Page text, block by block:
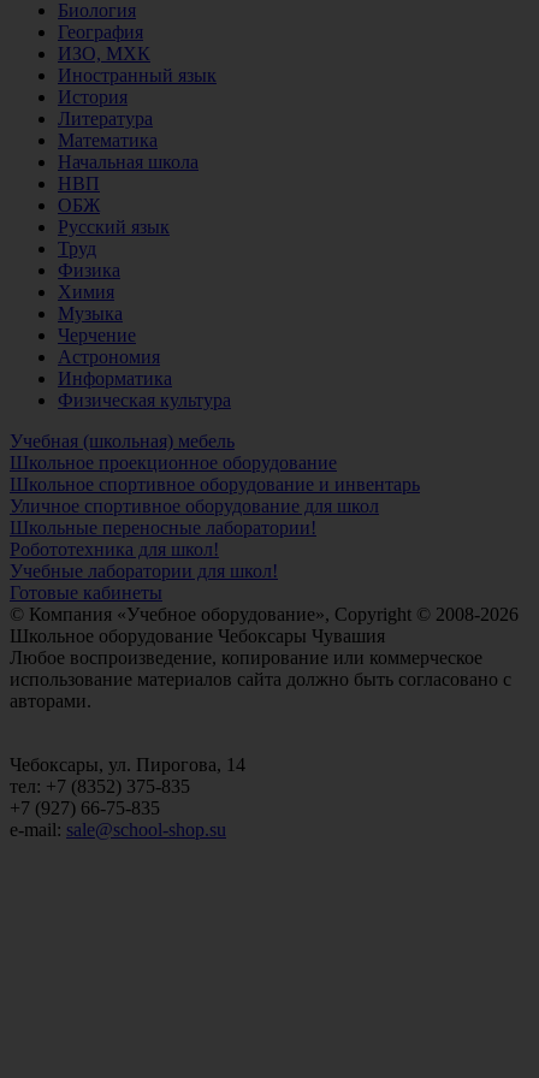
Биология
География
ИЗО, МХК
Иностранный язык
История
Литература
Математика
Начальная школа
НВП
ОБЖ
Русский язык
Труд
Физика
Химия
Музыка
Черчение
Астрономия
Информатика
Физическая культура
Учебная (школьная) мебель
Школьное проекционное оборудование
Школьное спортивное оборудование и инвентарь
Уличное спортивное оборудование для школ
Школьные переносные лаборатории!
Робототехника для школ!
Учебные лаборатории для школ!
Готовые кабинеты
© Компания «Учебное оборудование», Copyright © 2008-2026
Школьное оборудование Чебоксары Чувашия
Любое воспроизведение, копирование или коммерческое
использование материалов сайта должно быть согласовано с
авторами.
Чебоксары, ул. Пирогова, 14
тел: +7 (8352) 375-835
+7 (927) 66-75-835
e-mail: sale@school-shop.su